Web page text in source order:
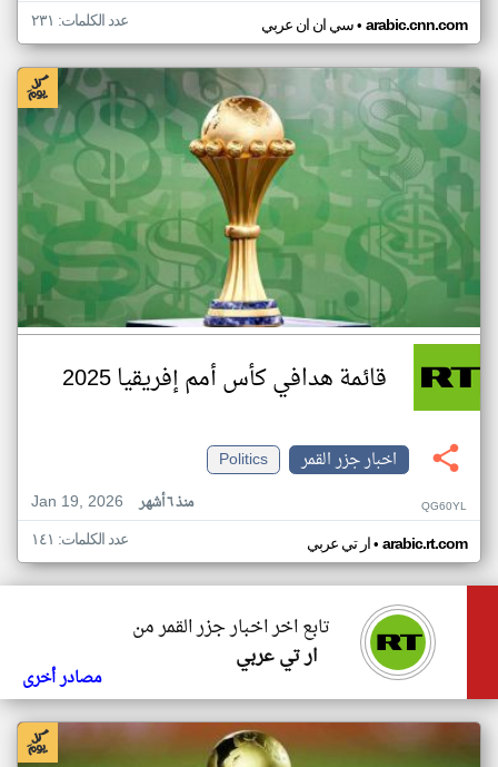
سي ان ان عربي• arabic.cnn.com عدد الكلمات: ٢٣١
قائمة هدافي كأس أمم إفريقيا 2025
اخبار جزر القمر
Politics
Jan 19, 2026
منذ ٦ أشهر QG60YL
ار تي عربي• arabic.rt.com عدد الكلمات: ١٤١
تابع اخر اخبار جزر القمر من
ار تي عربي
مصادر أخرى